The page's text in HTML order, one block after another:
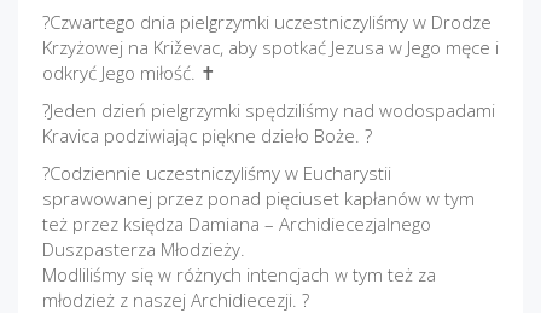
?Czwartego dnia pielgrzymki uczestniczyliśmy w Drodze
Krzyżowej na Križevac, aby spotkać Jezusa w Jego męce i
odkryć Jego miłość. ✝
?Jeden dzień pielgrzymki spędziliśmy nad wodospadami
Kravica podziwiając piękne dzieło Boże. ?
?Codziennie uczestniczyliśmy w Eucharystii
sprawowanej przez ponad pięciuset kapłanów w tym
też przez księdza Damiana – Archidiecezjalnego
Duszpasterza Młodzieży.
Modliliśmy się w różnych intencjach w tym też za
młodzież z naszej Archidiecezji. ?